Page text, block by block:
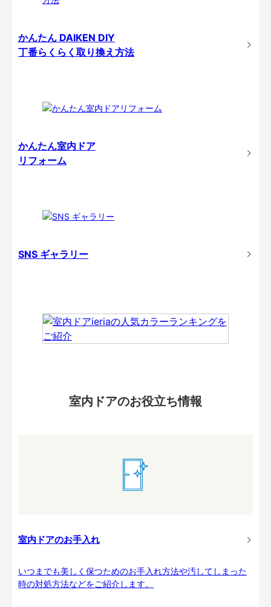
かんたん DAIKEN DIY
丁番らくらく取り換え方法
かんたん室内ドア
リフォーム
SNS ギャラリー
室内ドアのお役立ち情報
室内ドアのお手入れ
いつまでも美しく保つためのお手入れ方法や汚してしまった
時の対処方法などをご紹介します。